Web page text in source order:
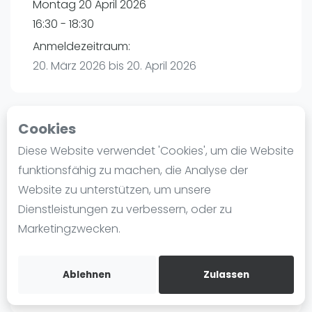
Cookies
Diese Website verwendet 'Cookies', um die Website
funktionsfähig zu machen, die Analyse der
Website zu unterstützen, um unsere
Dienstleistungen zu verbessern, oder zu
Marketingzwecken.
Ablehnen Zulassen
Ranking
Männer
Frauen
Blog
Die Geschichte von Padel
Regeln und Punktzählung
Padel Schläge
Video
Montag 20 April 2026
16:30 - 18:30
Anmeldezeitraum:
20. März 2026 bis 20. April 2026
Playtomic
Padel amigos Hamburg-Halstenbek |
Halstenbek
Am Bahndamm 88
25469Halstenbek
playtomic.io